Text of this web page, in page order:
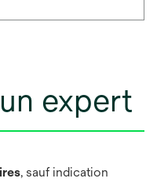
expert
, sauf indication